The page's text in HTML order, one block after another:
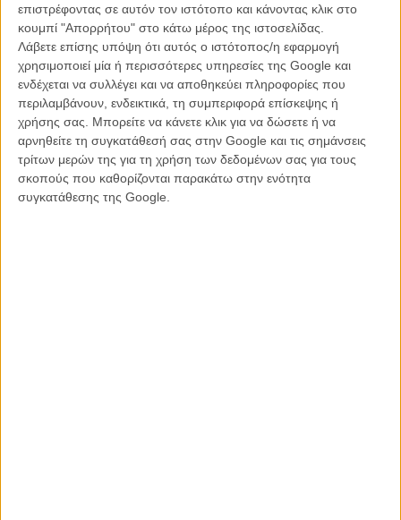
επιστρέφοντας σε αυτόν τον ιστότοπο και κάνοντας κλικ στο
κουμπί "Απορρήτου" στο κάτω μέρος της ιστοσελίδας.
Λάβετε επίσης υπόψη ότι αυτός ο ιστότοπος/η εφαρμογή
χρησιμοποιεί μία ή περισσότερες υπηρεσίες της Google και
ενδέχεται να συλλέγει και να αποθηκεύει πληροφορίες που
περιλαμβάνουν, ενδεικτικά, τη συμπεριφορά επίσκεψης ή
χρήσης σας. Μπορείτε να κάνετε κλικ για να δώσετε ή να
αρνηθείτε τη συγκατάθεσή σας στην Google και τις σημάνσεις
τρίτων μερών της για τη χρήση των δεδομένων σας για τους
σκοπούς που καθορίζονται παρακάτω στην ενότητα
συγκατάθεσης της Google.
ενδυνάμωση ή ένα μεταφεμινιστικό μανιφέστο.
Κάπως έτσι οι κακές μαμάδες του τίτλου μας εξηγούν πως να
χειριστείς ένα μη περιτμημένο πέος, δείχνοντας μας πρακτικά,
χρησιμοποιώντας το φούτερ και το κεφάλι της Κρίστεν Μπελ ως
εργαλείο επίδειξης. Ναι, πρέπει να είσαι αποφασισμένος να γελάσεις
ή έστω να παραδοθείς άνευ όρων στο ξεκάθαρα «αγορίστικο»
χιούμορ της ταινίας για να την απολαύσεις.
Ή να είσαι δεκαπέντε χρονών. Αυτή είναι ίσως η καλύτερη
προϋπόθεση...